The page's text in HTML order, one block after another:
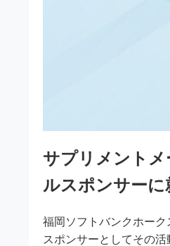
サプリメント
ルスポンサーに
福岡ソフトバンクホー
スポンサーとしてその